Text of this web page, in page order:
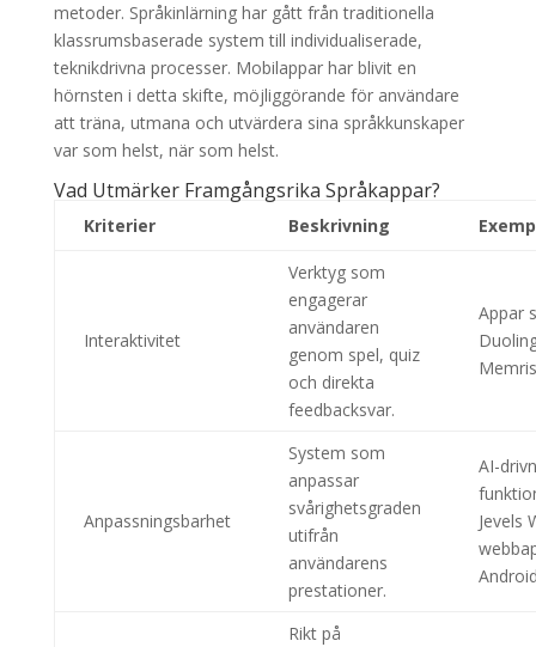
metoder. Språkinlärning har gått från traditionella
klassrumsbaserade system till individualiserade,
teknikdrivna processer. Mobilappar har blivit en
hörnsten i detta skifte, möjliggörande för användare
att träna, utmana och utvärdera sina språkkunskaper
var som helst, när som helst.
Vad Utmärker Framgångsrika Språkappar?
Kriterier Beskrivning
Interaktivitet
Verktyg som
engagerar
användaren
genom spel, quiz
och direkta
feedbacksvar.
Appar
Anpassningsbarhet
System som
anpassar
svårighetsgraden
utifrån
användarens
prestationer.
AI-
Jevels
Rikt på